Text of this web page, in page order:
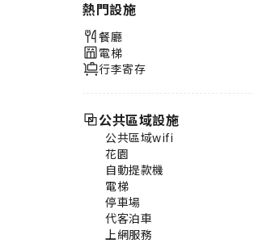
熱門設施
餐廳
電梯
行李寄存
公共區域設施
公共區域wifi
花園
自動提款機
電梯
停車場
代客泊車
上網服務